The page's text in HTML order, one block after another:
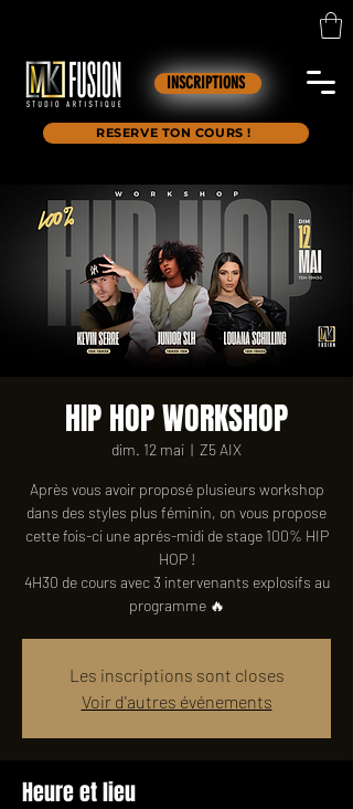
INSCRIPTIONS
RESERVE TON COURS !
HIP HOP WORKSHOP
dim. 12 mai
  |
Z5 AIX
Après vous avoir proposé plusieurs workshop
dans des styles plus féminin, on vous propose
cette fois-ci une aprés-midi de stage 100% HIP
HOP !
4H30 de cours avec 3 intervenants explosifs au
programme 🔥
Les inscriptions sont closes
Voir d'autres événements
Heure et lieu